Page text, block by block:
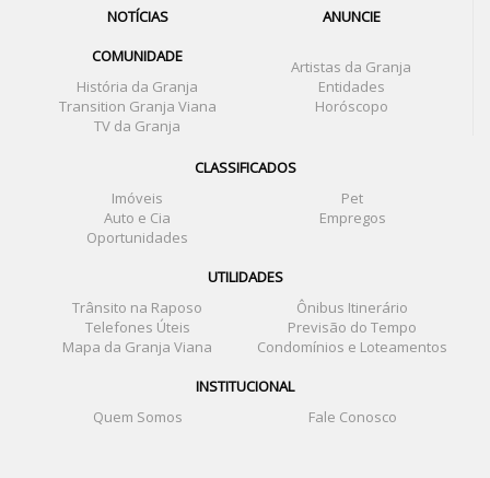
NOTÍCIAS
ANUNCIE
COMUNIDADE
Artistas da Granja
História da Granja
Entidades
Transition Granja Viana
Horóscopo
TV da Granja
CLASSIFICADOS
Imóveis
Pet
Auto e Cia
Empregos
Oportunidades
UTILIDADES
Trânsito na Raposo
Ônibus Itinerário
Telefones Úteis
Previsão do Tempo
Mapa da Granja Viana
Condomínios e Loteamentos
INSTITUCIONAL
Quem Somos
Fale Conosco